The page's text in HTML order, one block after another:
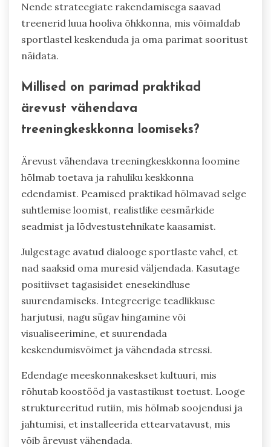
Nende strateegiate rakendamisega saavad
treenerid luua hooliva õhkkonna, mis võimaldab
sportlastel keskenduda ja oma parimat sooritust
näidata.
Millised on parimad praktikad
ärevust vähendava
treeningkeskkonna loomiseks?
Ärevust vähendava treeningkeskkonna loomine
hõlmab toetava ja rahuliku keskkonna
edendamist. Peamised praktikad hõlmavad selge
suhtlemise loomist, realistlike eesmärkide
seadmist ja lõdvestustehnikate kaasamist.
Julgestage avatud dialooge sportlaste vahel, et
nad saaksid oma muresid väljendada. Kasutage
positiivset tagasisidet enesekindluse
suurendamiseks. Integreerige teadlikkuse
harjutusi, nagu sügav hingamine või
visualiseerimine, et suurendada
keskendumisvõimet ja vähendada stressi.
Edendage meeskonnakeskset kultuuri, mis
rõhutab koostööd ja vastastikust toetust. Looge
struktureeritud rutiin, mis hõlmab soojendusi ja
jahtumisi, et installeerida ettearvatavust, mis
võib ärevust vähendada.